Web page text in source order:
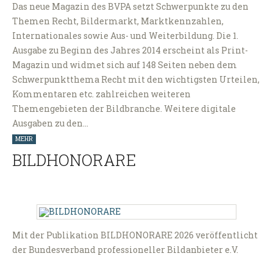
Das neue Magazin des BVPA setzt Schwerpunkte zu den
Themen Recht, Bildermarkt, Marktkennzahlen,
Internationales sowie Aus- und Weiterbildung. Die 1.
Ausgabe zu Beginn des Jahres 2014 erscheint als Print-
Magazin und widmet sich auf 148 Seiten neben dem
Schwerpunktthema Recht mit den wichtigsten Urteilen,
Kommentaren etc. zahlreichen weiteren
Themengebieten der Bildbranche. Weitere digitale
Ausgaben zu den…
MEHR
BILDHONORARE
Mit der Publikation BILDHONORARE 2026 veröffentlicht
der Bundesverband professioneller Bildanbieter e.V.